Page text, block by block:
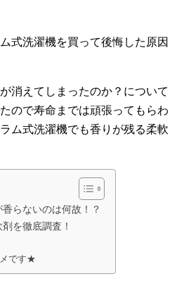
式洗濯機を買って後悔した原因
消えてしまったのか？について
ので寿命までは頑張ってもらわ
ム式洗濯機でも香りが残る柔軟
らないのは何故！？
を徹底調査！
です★